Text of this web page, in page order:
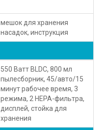
мешок для хранения
насадок, инструкция
550 Ватт BLDC, 800 мл
пылесборник, 45/авто/15
минут рабочее время, 3
режима, 2 HEPA-фильтра,
дисплей, стойка для
хранения